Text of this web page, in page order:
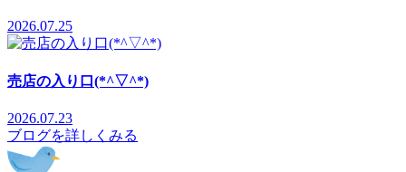
2026.07.25
売店の入り口(*^▽^*)
2026.07.23
ブログを詳しくみる